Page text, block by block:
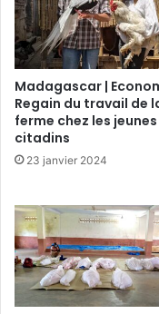
Madagascar |
Regain du travail de
ferme chez les jeunes
citadins
23 janvier 2024